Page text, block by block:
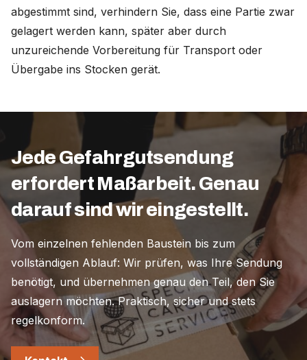
abgestimmt sind, verhindern Sie, dass eine Partie zwar
gelagert werden kann, später aber durch
unzureichende Vorbereitung für Transport oder
Übergabe ins Stocken gerät.
Jede Gefahrgutsendung
erfordert Maßarbeit. Genau
darauf sind wir eingestellt.
Vom einzelnen fehlenden Baustein bis zum
vollständigen Ablauf: Wir prüfen, was Ihre Sendung
benötigt, und übernehmen genau den Teil, den Sie
auslagern möchten. Praktisch, sicher und stets
regelkonform.